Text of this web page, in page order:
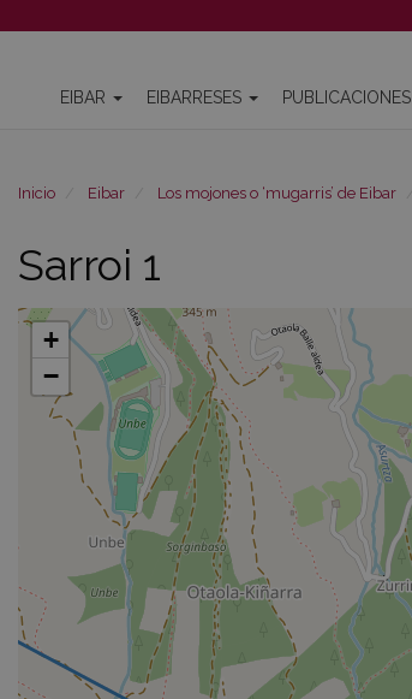
EIBAR EIBARRESES PUBLICACIONES
Inicio Eibar Los mojones o ‘mugarris’ de Eibar
Sarroi 1
+
−